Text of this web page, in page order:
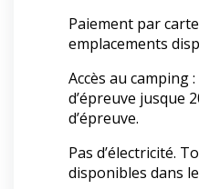
Paiement par
emplacements
Accès au camping
d’épreuve jusque
d’épreuve.
Pas d’électricité.
disponibles dans